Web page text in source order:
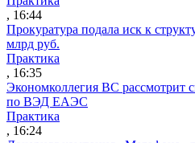
, 16:44
Прокуратура подала иск к
млрд руб.
Практика
, 16:35
Экономколлегия ВС рассмотрит
по ВЭД ЕАЭС
Практика
, 16:24